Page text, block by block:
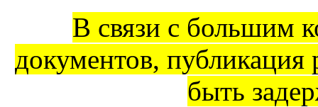
В связи с большим
документов, публикация
быть